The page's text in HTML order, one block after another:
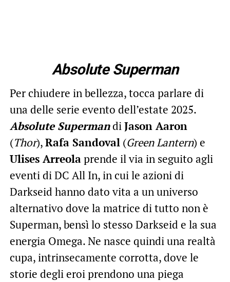
Absolute Superman
Per chiudere in bellezza, tocca parlare di
una delle serie evento dell’estate 2025.
Absolute SupermandiJason Aaron
(Thor),Rafa Sandoval(Green Lantern) e
Ulises Arreolaprende il via in seguito agli
eventi di DC All In, in cui le azioni di
Darkseid hanno dato vita a un universo
alternativo dove la matrice di tutto non è
Superman, bensì lo stesso Darkseid e la sua
energia Omega. Ne nasce quindi una realtà
cupa, intrinsecamente corrotta, dove le
storie degli eroi prendono una piega